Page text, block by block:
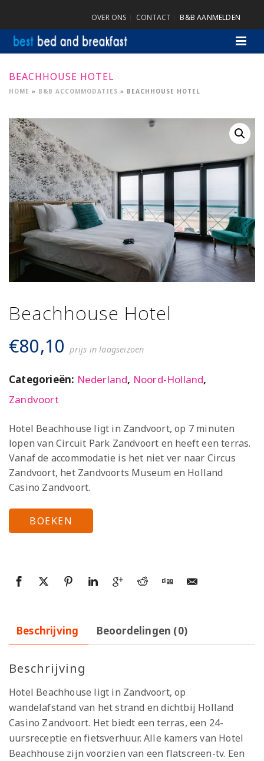
OVER ONS CONTACT B&B AANMELDEN
BEACHHOUSE HOTEL
HOME » B&B ACCOMMODATIES » BEACHHOUSE HOTEL
Beachhouse Hotel
€80,10 prijs in laagseizoen
Categorieën: Nederland, Noord-Holland,
Zandvoort
Hotel Beachhouse ligt in Zandvoort, op 7 minuten
lopen van Circuit Park Zandvoort en heeft een terras.
Vanaf de accommodatie is het niet ver naar Circus
Zandvoort, het Zandvoorts Museum en Holland
Casino Zandvoort.
BOEKEN
Beschrijving Beoordelingen (0)
Beschrijving
Hotel Beachhouse ligt in Zandvoort, op
wandelafstand van het strand en dichtbij Holland
Casino Zandvoort. Het biedt een terras, een 24-
uursreceptie en fietsverhuur. Alle kamers van Hotel
Beachhouse zijn voorzien van een flatscreen-tv. Een